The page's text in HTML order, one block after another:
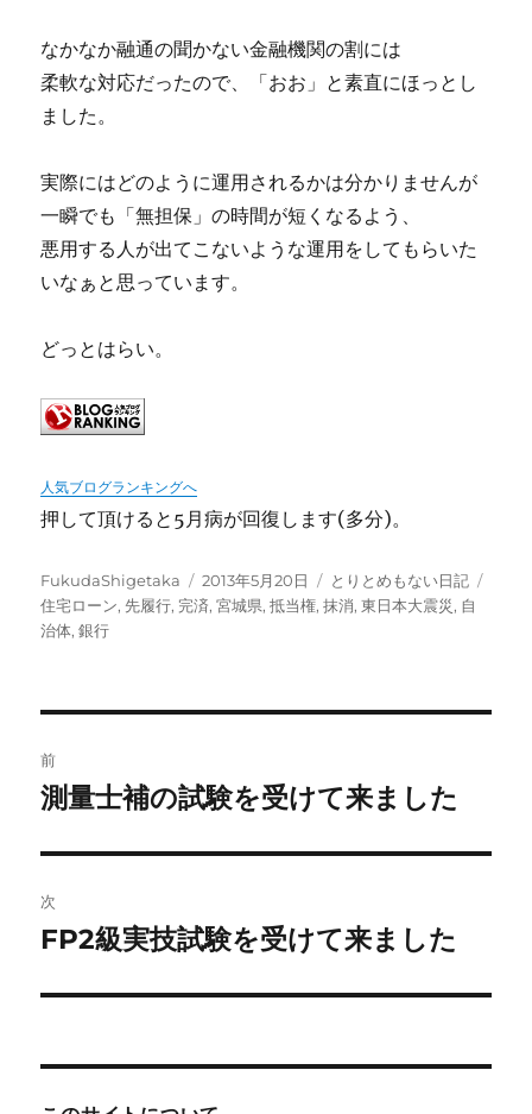
なかなか融通の聞かない金融機関の割には
柔軟な対応だったので、「おお」と素直にほっとし
ました。
実際にはどのように運用されるかは分かりませんが
一瞬でも「無担保」の時間が短くなるよう、
悪用する人が出てこないような運用をしてもらいた
いなぁと思っています。
どっとはらい。
人気ブログランキングへ
押して頂けると5月病が回復します(多分)。
投
稿
者
FukudaShigetaka
投
稿
2013年5月20日
カ
テ
とりとめもない日記
住宅ローン,先履行, 完済,宮城県,抵当権,抹消,東日本大震災, 自
治体,銀行
稿
ビ
ゲ
ー
前
前
投
稿:
測量士補の試験を受けて来ました
次
次
投
FP2級実技試験を受けて来ました